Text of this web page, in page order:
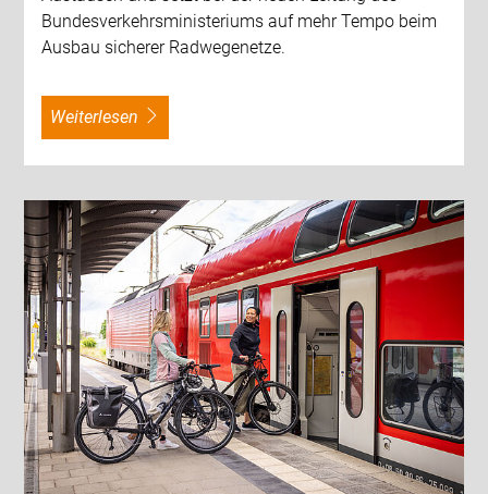
Bundesverkehrsministeriums auf mehr Tempo beim
Ausbau sicherer Radwegenetze.
weiterlesen